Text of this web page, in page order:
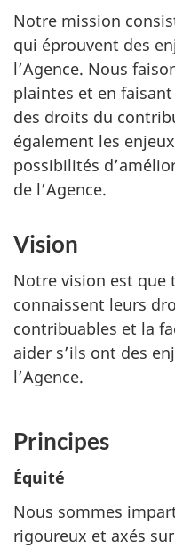
Notre mission
qui éprouvent des
l’Agence. Nous
plaintes et en
des droits du
également les
possibilités
de l’Agence.
Vision
Notre vision est que
connaissent leurs
contribuables et la
aider s’ils ont des
l’Agence.
Principes
Équité
Nous sommes
rigoureux et axés